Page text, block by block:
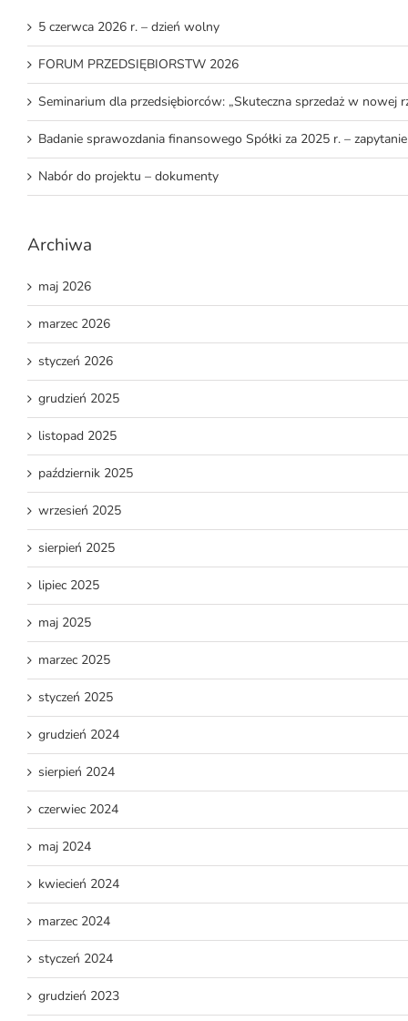
5 czerwca 2026 r. – dzień wolny
FORUM PRZEDSIĘBIORSTW 2026
Seminarium dla przedsiębiorców: „Skuteczna sprzedaż w nowej
Badanie sprawozdania finansowego Spółki za 2025 r. –
Nabór do projektu – dokumenty
Archiwa
maj 2026
marzec 2026
styczeń 2026
grudzień 2025
listopad 2025
październik 2025
wrzesień 2025
sierpień 2025
lipiec 2025
maj 2025
marzec 2025
styczeń 2025
grudzień 2024
sierpień 2024
czerwiec 2024
maj 2024
kwiecień 2024
marzec 2024
styczeń 2024
grudzień 2023